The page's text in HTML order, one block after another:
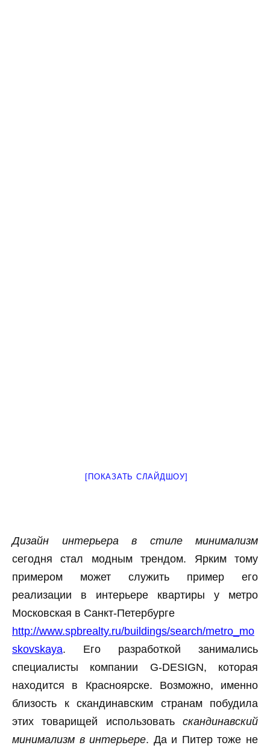
[ПОКАЗАТЬ СЛАЙДШОУ]
Дизайн интерьера в стиле минимализм
сегодня стал модным трендом. Ярким тому
примером может служить пример его
реализации в интерьере квартиры у метро
Московская в Санкт-Петербурге
http://www.spbrealty.ru/buildings/search/metro_mo
skovskaya. Его разработкой занимались
специалисты компании G-DESIGN, которая
находится в Красноярске. Возможно, именно
близость к скандинавским странам побудила
этих товарищей использовать скандинавский
минимализм в интерьере. Да и Питер тоже не